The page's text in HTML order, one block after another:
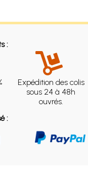
:
Expédition des colis
sous 24 à 48h
ouvrés.
: